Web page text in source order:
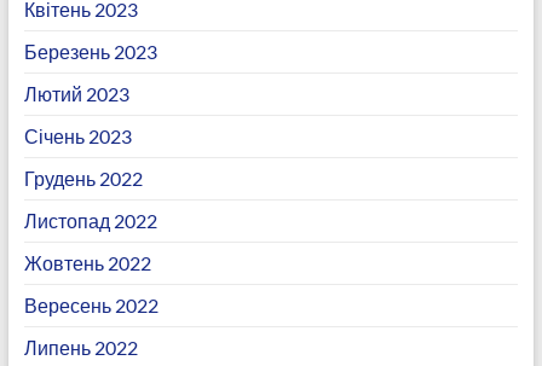
Квітень 2023
Березень 2023
Лютий 2023
Січень 2023
Грудень 2022
Листопад 2022
Жовтень 2022
Вересень 2022
Липень 2022